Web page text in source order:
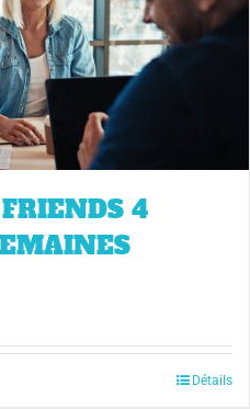
4
Détails